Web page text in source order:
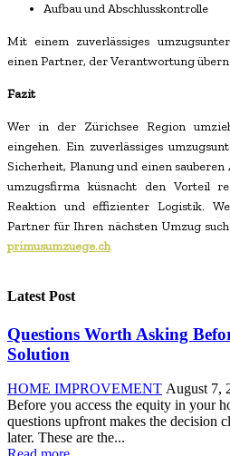
Aufbau und Abschlusskontrolle
Mit einem zuverlässiges
einen Partner, der Verantwortung
Fazit
Wer in der Zürichsee Region
eingehen. Ein zuverlässiges
Sicherheit, Planung und einen
umzugsfirma küsnacht den Vorteil
Reaktion und effizienter Logistik.
Partner für Ihren nächsten Umzug
primusumzuege.ch
Latest Post
Questions Worth Asking
Solution
HOME IMPROVEMENT August 7,
Before you access the equity in your
questions upfront makes the decision
later. These are the...